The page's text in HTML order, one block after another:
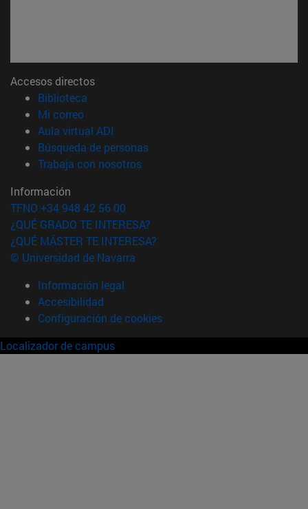
Accesos directos
Biblioteca
Mi correo(abre en nueva ventana)
Aula virtual ADI
Búsqueda de personas(abre en nueva ventana)
Trabaja con nosotros(abre en nueva ventana)
Información
TFNO +34 948 42 56 00
¿QUÉ GRADO TE INTERESA?
¿QUÉ MÁSTER TE INTERESA?
© Universidad de Navarra
Información legal
Accesibilidad
Configuración de cookies
Localizador de campus